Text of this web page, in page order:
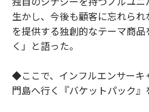
生かし、今後も顧客に忘れら
を提供する独創的なテーマ商
く」と語った。
◆ここで、インフルエンサーキ
門島へ行く『バケットパック』